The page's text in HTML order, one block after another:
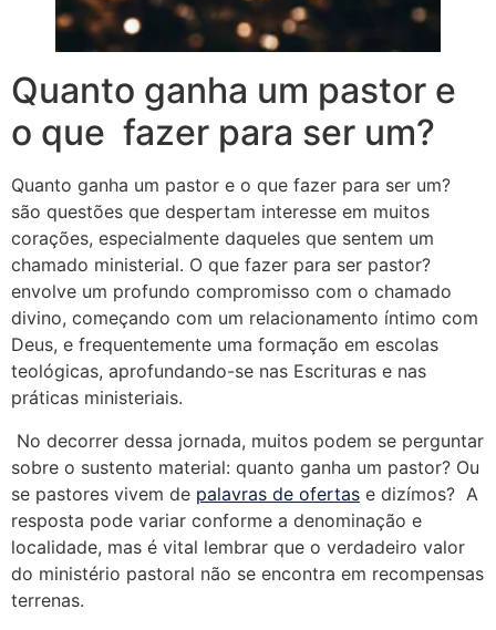
Quanto ganha um pastor e
o que fazer para ser um?
Quanto ganha um pastor e o que fazer para ser um?
são questões que despertam interesse em muitos
corações, especialmente daqueles que sentem um
chamado ministerial. O que fazer para ser pastor?
envolve um profundo compromisso com o chamado
divino, começando com um relacionamento íntimo com
Deus, e frequentemente uma formação em escolas
teológicas, aprofundando-se nas Escrituras e nas
práticas ministeriais.
No decorrer dessa jornada, muitos podem se perguntar
sobre o sustento material: quanto ganha um pastor? Ou
se pastores vivem de palavras de ofertas e dizímos? A
resposta pode variar conforme a denominação e
localidade, mas é vital lembrar que o verdadeiro valor
do ministério pastoral não se encontra em recompensas
terrenas.